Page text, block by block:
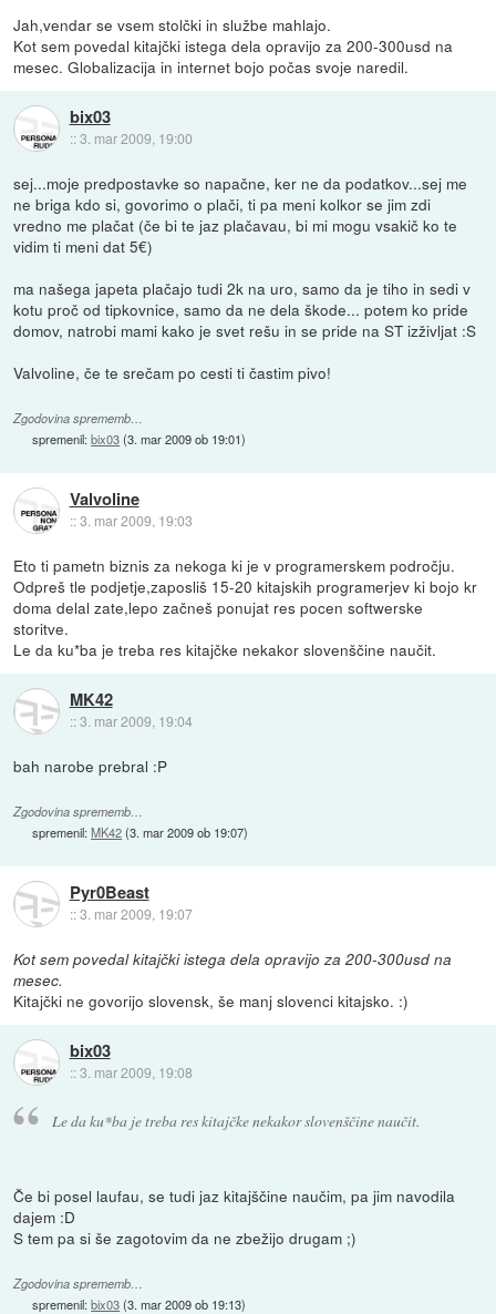
Jah,vendar se vsem stolčki in službe mahlajo.
Kot sem povedal kitajčki istega dela opravijo za 200-300usd na
mesec. Globalizacija in internet bojo počas svoje naredil.
bix03
::3. mar 2009, 19:00
sej...moje predpostavke so napačne, ker ne da podatkov...sej me
ne briga kdo si, govorimo o plači, ti pa meni kolkor se jim zdi
vredno me plačat (če bi te jaz plačavau, bi mi mogu vsakič ko te
vidim ti meni dat 5€)
ma našega japeta plačajo tudi 2k na uro, samo da je tiho in sedi v
kotu proč od tipkovnice, samo da ne dela škode... potem ko pride
domov, natrobi mami kako je svet rešu in se pride na ST izživljat :S
Valvoline, če te srečam po cesti ti častim pivo!
Zgodovina sprememb…
spremenil:bix03(3. mar 2009 ob 19:01)
Valvoline
::3. mar 2009, 19:03
Eto ti pametn biznis za nekoga ki je v programerskem področju.
Odpreš tle podjetje,zaposliš 15-20 kitajskih programerjev ki bojo kr
doma delal zate,lepo začneš ponujat res pocen softwerske
storitve.
Le da ku*ba je treba res kitajčke nekakor slovenščine naučit.
MK42
::3. mar 2009, 19:04
bah narobe prebral :P
Zgodovina sprememb…
spremenil:MK42(3. mar 2009 ob 19:07)
Pyr0Beast
::3. mar 2009, 19:07
Kot sem povedal kitajčki istega dela opravijo za 200-300usd na
mesec.
Kitajčki ne govorijo slovensk, še manj slovenci kitajsko. :)
bix03
::3. mar 2009, 19:08
Le da ku*ba je treba res kitajčke nekakor slovenščine naučit.
Če bi posel laufau, se tudi jaz kitajščine naučim, pa jim navodila
dajem :D
S tem pa si še zagotovim da ne zbežijo drugam ;)
Zgodovina sprememb…
spremenil:bix03(3. mar 2009 ob 19:13)